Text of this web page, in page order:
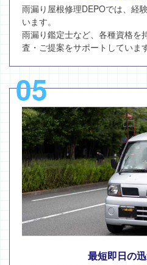
雨漏り屋根修理DEPOでは、経
います。
雨漏り鑑定士など、各種資格を
査・ご提案をサポートしています
05
最短即日の